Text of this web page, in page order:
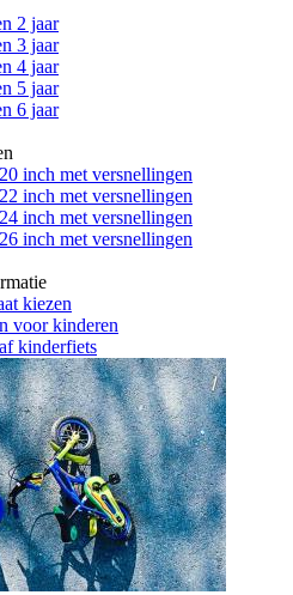
2 jaar
3 jaar
4 jaar
5 jaar
6 jaar
inch met versnellingen
inch met versnellingen
inch met versnellingen
inch met versnellingen
kiezen
voor kinderen
kinderfiets